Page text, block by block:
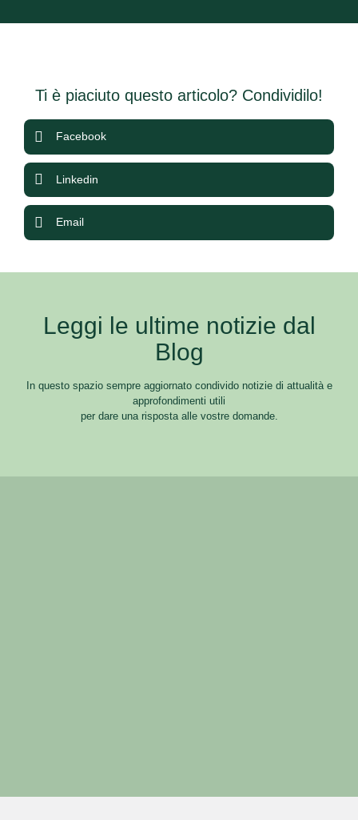
Ti è piaciuto questo articolo? Condividilo!
Facebook
Linkedin
Email
Leggi le ultime notizie dal
Blog
In questo spazio sempre aggiornato condivido notizie di attualità e
approfondimenti utili
per dare una risposta alle vostre domande.